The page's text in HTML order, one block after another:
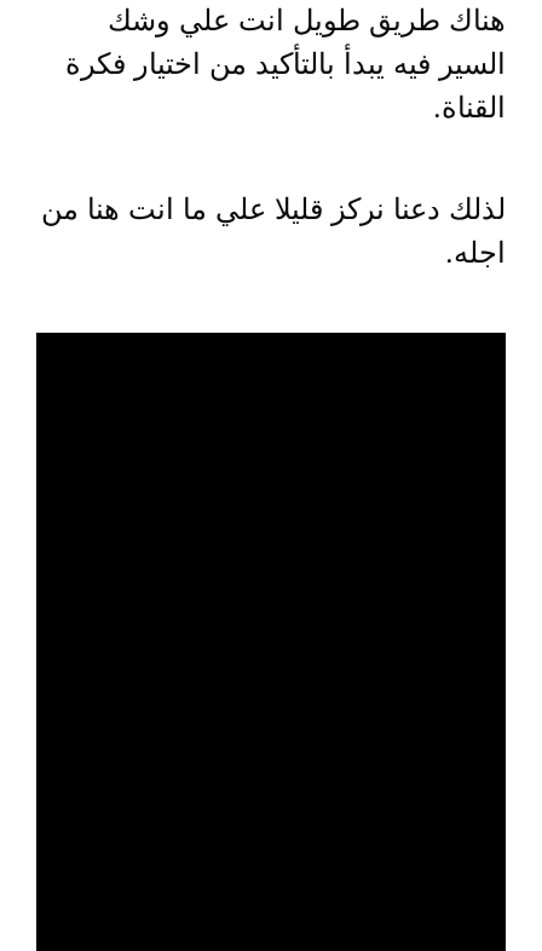
هناك طريق طويل انت علي وشك
السير فيه يبدأ بالتأكيد من اختيار فكرة
القناة.
لذلك دعنا نركز قليلا علي ما انت هنا من
اجله.